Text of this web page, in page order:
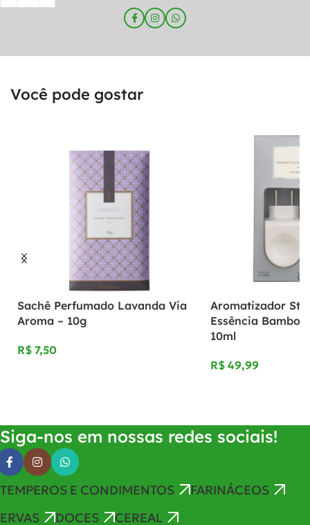
Você pode gostar
Sachê Perfumado Lavanda Via
Aroma – 10g
R$
Aromatizador
Essência
10ml
R$
Siga-nos em nossas redes sociais!
TEMPEROS E CONDIMENTOS
FARINÁCEOS
ERVAS
DOCES CEREAL